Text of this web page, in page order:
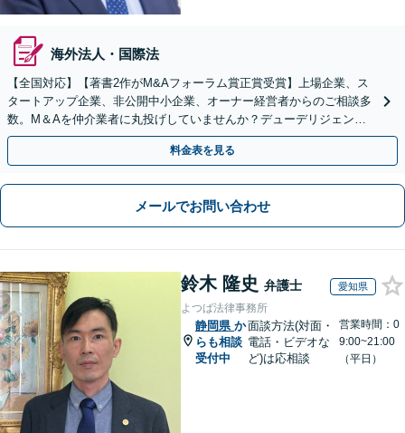
海外法人・国際法
【全国対応】【著書2作がM&Aフォーラム賞正賞受賞】上場企業、ス
タートアップ企業、非公開中小企業、オーナー経営者からのご相談多
数。M＆Aを仲介業者に丸投げしていませんか？デューデリジェンス
や契約書作成・交渉はお任せください【初回無料】
料金表を見る
メールでお問い合わせ
鈴木 隆史 弁護士 愛知県
よつば法律事務所
静岡県 か
らも相談
受付中
面談方法(対面・
電話・ビデオな
ど)は応相談
営業時間：0
9:00~21:00
（平日）